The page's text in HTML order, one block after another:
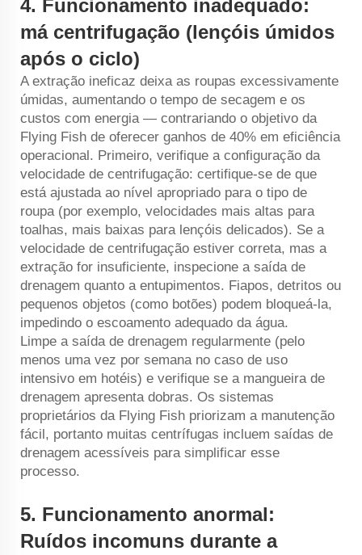
4. Funcionamento inadequado:
má centrifugação (lençóis úmidos
após o ciclo)
A extração ineficaz deixa as roupas excessivamente
úmidas, aumentando o tempo de secagem e os
custos com energia — contrariando o objetivo da
Flying Fish de oferecer ganhos de 40% em eficiência
operacional. Primeiro, verifique a configuração da
velocidade de centrifugação: certifique-se de que
está ajustada ao nível apropriado para o tipo de
roupa (por exemplo, velocidades mais altas para
toalhas, mais baixas para lençóis delicados). Se a
velocidade de centrifugação estiver correta, mas a
extração for insuficiente, inspecione a saída de
drenagem quanto a entupimentos. Fiapos, detritos ou
pequenos objetos (como botões) podem bloqueá-la,
impedindo o escoamento adequado da água.
Limpe a saída de drenagem regularmente (pelo
menos uma vez por semana no caso de uso
intensivo em hotéis) e verifique se a mangueira de
drenagem apresenta dobras. Os sistemas
proprietários da Flying Fish priorizam a manutenção
fácil, portanto muitas centrífugas incluem saídas de
drenagem acessíveis para simplificar esse
processo.
5. Funcionamento anormal:
Ruídos incomuns durante a